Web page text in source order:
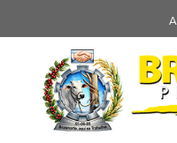
A